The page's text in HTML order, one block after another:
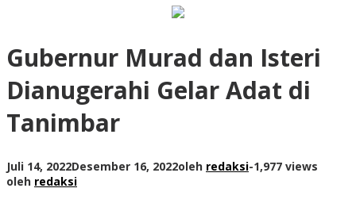
Gubernur Murad dan Isteri
Dianugerahi Gelar Adat di
Tanimbar
Juli 14, 2022Desember 16, 2022oleh redaksi-1,977 views
oleh redaksi